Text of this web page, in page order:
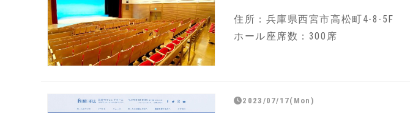
住所：兵庫県西宮市高松町4-8-5F
ホール座席数：300席
2023/07/17(Mon)